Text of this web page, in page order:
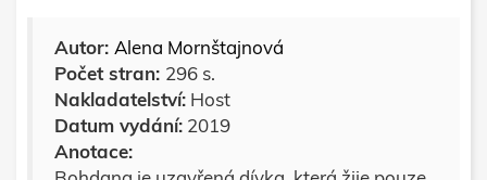
Autor: Alena Mornštajnová
Počet stran: 296 s.
Nakladatelství: Host
Datum vydání: 2019
Anotace: